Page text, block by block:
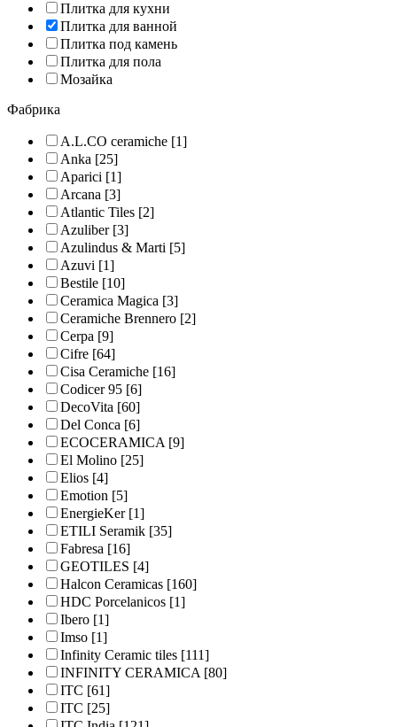
Плитка для кухни
Плитка для ванной
Плитка под камень
Плитка для пола
Мозайка
Фабрика
A.L.CO ceramiche [1]
Anka [25]
Aparici [1]
Arcana [3]
Atlantic Tiles [2]
Azuliber[3]
Azulindus & Marti [5]
Azuvi [1]
Bestile [10]
Ceramica Magica [3]
Ceramiche Brennero [2]
Cerpa [9]
Cifre [64]
Cisa Ceramiche [16]
Codicer 95 [6]
DecoVita [60]
Del Conca [6]
ECOCERAMICA[9]
El Molino [25]
Elios [4]
Emotion [5]
EnergieKer[1]
ETILI Seramik [35]
Fabresa [16]
GEOTILES [4]
Halcon Ceramicas [160]
HDC Porcelanicos [1]
Ibero [1]
Imso [1]
Infinity Ceramic tiles [111]
INFINITY CERAMICA[80]
ITC [61]
ITC [25]